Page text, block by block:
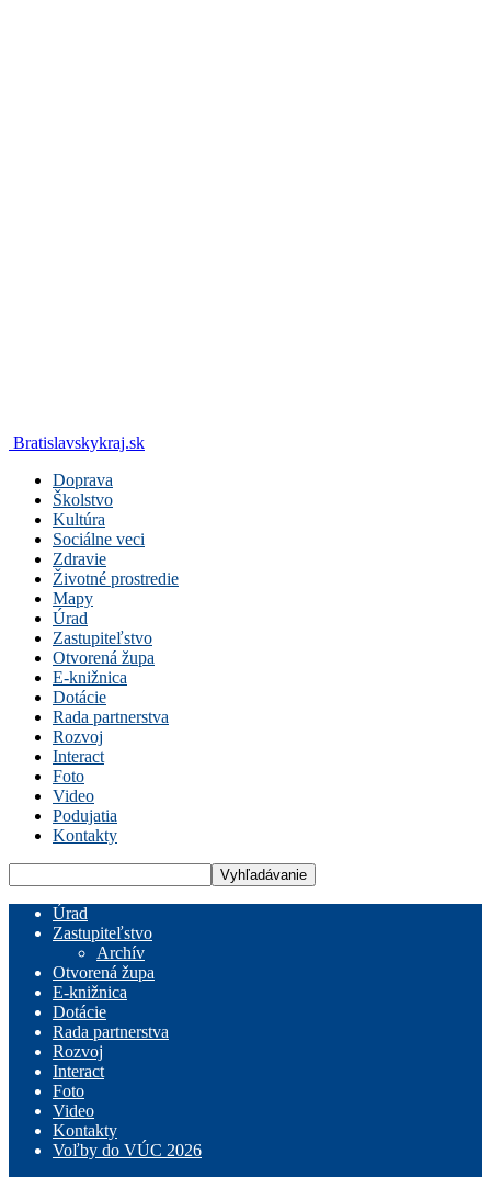
Bratislavskykraj.sk
Doprava
Školstvo
Kultúra
Sociálne veci
Zdravie
Životné prostredie
Mapy
Úrad
Zastupiteľstvo
Otvorená župa
E-knižnica
Dotácie
Rada partnerstva
Rozvoj
Interact
Foto
Video
Podujatia
Kontakty
Úrad
Zastupiteľstvo
Archív
Otvorená župa
E-knižnica
Dotácie
Rada partnerstva
Rozvoj
Interact
Foto
Video
Kontakty
Voľby do VÚC 2026